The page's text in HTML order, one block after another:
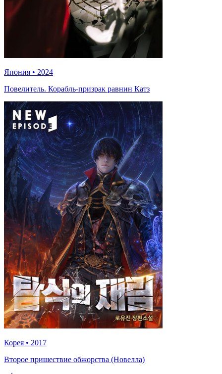
Япония • 2024
Повелитель. Корабль-призрак равнин Катз
Корея • 2017
Второе пришествие обжорства (Новелла)